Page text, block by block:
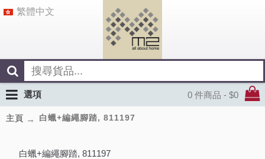
繁體中文
0 件商品 - $0
選項
主頁 白蠟+編繩腳踏, 811197
白蠟+編繩腳踏, 811197